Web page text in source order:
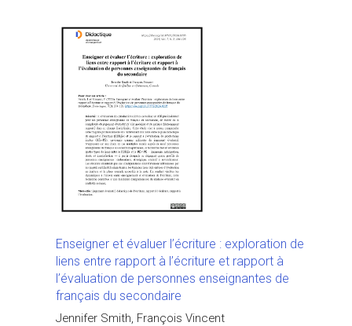
Enseigner et évaluer l’écriture : exploration de
liens entre rapport à l’écriture et rapport à
l’évaluation de personnes enseignantes de
français du secondaire
Jennifer Smith, François Vincent